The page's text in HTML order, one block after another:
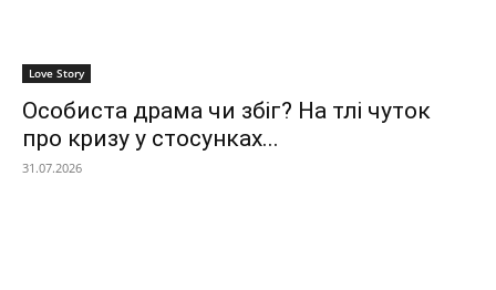
Love Story
Особиста драма чи збіг? На тлі чуток
про кризу у стосунках...
31.07.2026